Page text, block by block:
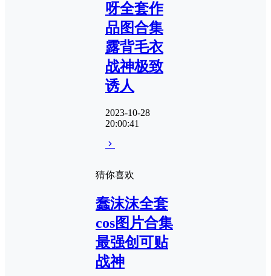
呀全套作
品图合集
露背毛衣
战神极致
诱人
2023-10-28
20:00:41
猜你喜欢
蠢沫沫全套
cos图片合集
最强创可贴
战神